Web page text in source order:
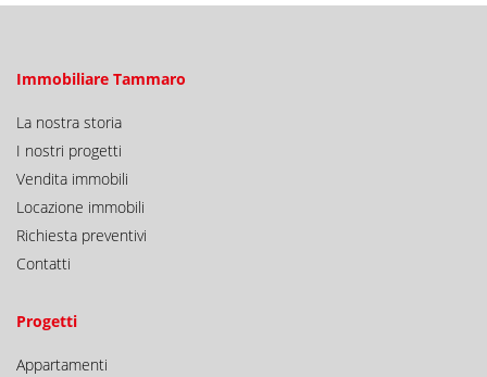
Immobiliare Tammaro
La nostra storia
I nostri progetti
Vendita immobili
Locazione immobili
Richiesta preventivi
Contatti
Progetti
Appartamenti